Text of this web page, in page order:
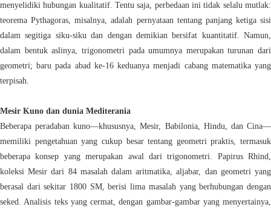
menyelidiki hubungan kualitatif. Tentu saja, perbedaan ini tidak selalu mutlak:
teorema Pythagoras, misalnya, adalah pernyataan tentang panjang ketiga sisi
dalam segitiga siku-siku dan dengan demikian bersifat kuantitatif. Namun,
dalam bentuk aslinya, trigonometri pada umumnya merupakan turunan dari
geometri; baru pada abad ke-16 keduanya menjadi cabang matematika yang
terpisah.
Mesir Kuno dan dunia Mediterania
Beberapa peradaban kuno—khususnya, Mesir, Babilonia, Hindu, dan Cina—
memiliki pengetahuan yang cukup besar tentang geometri praktis, termasuk
beberapa konsep yang merupakan awal dari trigonometri. Papirus Rhind,
koleksi Mesir dari 84 masalah dalam aritmatika, aljabar, dan geometri yang
berasal dari sekitar 1800 SM, berisi lima masalah yang berhubungan dengan
seked. Analisis teks yang cermat, dengan gambar-gambar yang menyertainya,